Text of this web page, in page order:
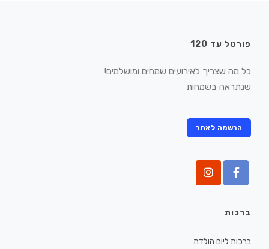
פורטל עד 120
כל מה שצריך לאירועים שמחים ומושלמים!
שנתראה בשמחות
הרשמה לאתר
ברכות
ברכות ליום הולדת